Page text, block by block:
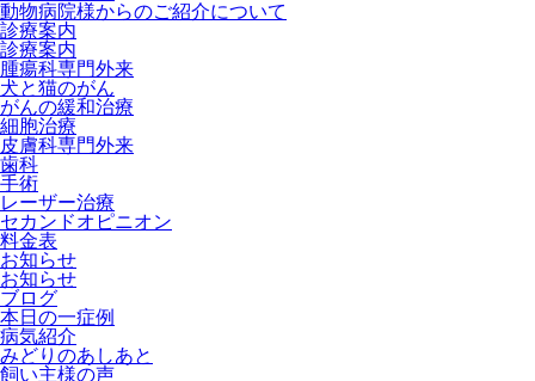
動物病院様からのご紹介について
診療案内
診療案内
腫瘍科専門外来
犬と猫のがん
がんの緩和治療
細胞治療
皮膚科専門外来
歯科
手術
レーザー治療
セカンドオピニオン
料金表
お知らせ
お知らせ
ブログ
本日の一症例
病気紹介
みどりのあしあと
飼い主様の声